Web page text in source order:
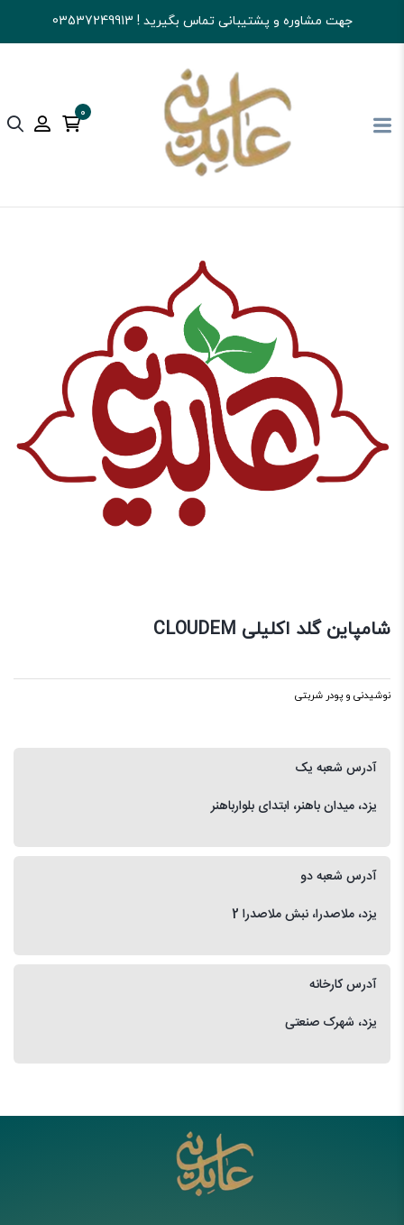
جهت مشاوره و پشتیبانی تماس بگیرید ! 03537249913
0
آجیل و خشکبار عابدینی تنقلات نوشیدنی و پودر شربتی
شامپاین گلد اکلیلی CLOUDEM
نوشیدنی و پودر شربتی
آدرس شعبه یک
یزد، میدان باهنر، ابتدای بلوارباهنر
آدرس شعبه دو
یزد، ملاصدرا، نبش ملاصدرا 2
آدرس کارخانه
یزد، شهرک صنعتی